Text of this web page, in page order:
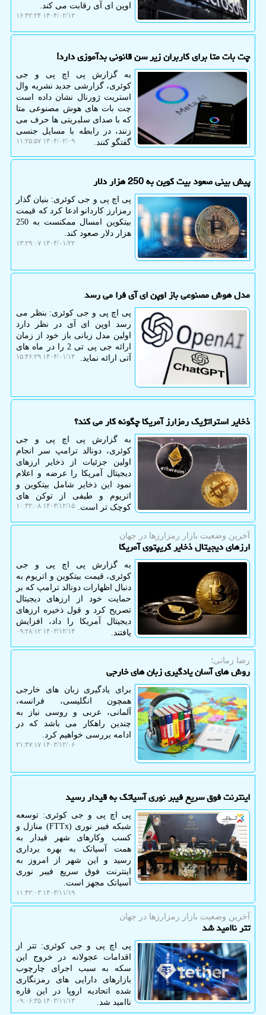
اوپن ای آی رقابت می کند.
۱۴۰۴/۰۲/۱۲ ۱۶:۴۲:۲۴
چت بات متا برای کاربران زیر سن قانونی بدآموزی دارد!
به گزارش پی اچ پی و جی
کوئری، گزارشی جدید نشریه وال
استریت ژورنال نشان داده است
چت بات های هوش مصنوعی متا
که با صدای سلبریتی ها حرف می
زنند، در رابطه با مسایل جنسی
گفتگو کنند.
۱۴۰۴/۰۲/۰۹ ۱۱:۲۵:۵۷
پیش بینی صعود بیت کوین به 250 هزار دلار
پی اچ پی و جی کوئری: بنیان گذار
رمزارز کاردانو ادعا کرد که قیمت
بیتکوین امسال ممکنست به 250
هزار دلار صعود کند.
۱۴۰۴/۰۱/۲۲ ۱۳:۲۹:۰۷
مدل هوش مصنوعی باز اوپن ای آی فرا می رسد
پی اچ پی و جی کوئری: بنظر می
رسد اوپن ای آی در نظر دارد
اولین مدل زبانی باز خود از زمان
ارائه جی پی تی 2 را در ماه های
آتی ارائه نماید.
۱۴۰۴/۰۱/۱۴ ۱۵:۴۶:۲۹
ذخایر استراتژیک رمزارز آمریکا چگونه کار می کند؟
به گزارش پی اچ پی و جی
کوئری، دونالد ترامپ سر انجام
اولین جزئیات از ذخایر ارزهای
دیجیتال آمریکا را عرضه و اعلام
نمود این ذخایر شامل بیتکوین و
اتریوم و طیفی از توکن های
کوچک تر است. ۱۴۰۳/۱۲/۱۵ ۱۰:۳۲:۰۸
آخرین وضعیت بازار رمزارزها در جهان
ارزهای دیجیتال ذخایر کریپتوی آمریکا
به گزارش پی اچ پی و جی
کوئری، قیمت بیتکوین و اتریوم به
دنبال اظهارات دونالد ترامپ که بر
حمایت خود از ارزهای دیجیتال
تصریح کرد و قول ذخیره ارزهای
دیجیتال آمریکا را داد، افزایش
یافتند.
۱۴۰۳/۱۲/۱۴ ۰۹:۲۸:۱۲
رضا زمانی؛
روش های آسان یادگیری زبان های خارجی
برای یادگیری زبان های خارجی
همچون انگلیسی، فرانسه،
آلمانی، عربی و روسی نیاز به
چندین راهکار می باشد که در
ادامه بررسی خواهیم کرد.
۱۴۰۳/۱۲/۰۶ ۲۱:۴۷:۱۷
اینترنت فوق سریع فیبر نوری آسیاتک به قیدار رسید
پی اچ پی و جی کوئری: توسعه
شبکه فیبر نوری (FTTx) منازل و
کسب وکارهای شهر قیدار به
همت آسیاتک به بهره برداری
رسید و این شهر از امروز به
اینترنت فوق سریع فیبر نوری
آسیاتک مجهز است.
۱۴۰۳/۱۱/۱۹ ۱۱:۴۲:۰۳
آخرین وضعیت بازار رمزارزها در جهان
تتر ناامید شد
پی اچ پی و جی کوئری: تتر از
اقدامات عجولانه در خروج این
سکه به سبب اجرای چارچوب
بازارهای دارایی های رمزنگاری
شده اتحادیه اروپا در این قاره
ناامید شد.
۱۴۰۳/۱۱/۱۳ ۰۹:۰۶:۳۵